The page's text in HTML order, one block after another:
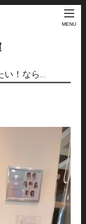
MENU
い！なら…